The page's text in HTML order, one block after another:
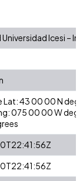
Icesi –
Lat: 43 00 00 N
075 00 00 W